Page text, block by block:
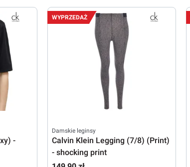
S
-
WYPRZEDAŻ
Damskie leginsy
Calvin Klein Legging (7/8) (Print)
- shocking print